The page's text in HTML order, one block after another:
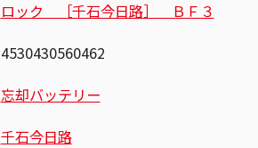
ロック ［千石今日路］ ＢＦ３
4530430560462
忘却バッテリー
千石今日路